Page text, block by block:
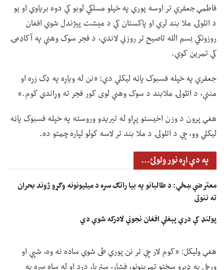
فاطمې جعفري تر اوسه پورې په خپلو مسلکي لوبو کې دوه بریاوې او یو
د اتلولۍ ملا بند لري او پاکستان کې د مېشت پېژندل شوي افغان
روزونکي بسم الله تاصیح تر روزنې لاندې، د فجر سوک وهنې په آکاډمۍ
کې تمرین کوي.
جعفري په خپله فسبوک پاڼه لیکلي دي: «نن له ویاړه په ډک زړه او
مننې، د اتلولۍ ملابند د سوک وهنې لوی کور فجر ته وړاندې کوم.»
هغې پرون د وزن اخیستو پړاو له تېرېدو وروسته په خپله فسبوک پاڼه
لیکلي وو، چې د اتلولۍ د ملا بند تر لاسه کولو لپاره چمتو ده.
په دې اړه نور ولولئ...
معترضې ښځې: د طالبانو په بیا راتګ سره د میلیونونه وګړو ژوند بحران
ته ننوتی
پولنډ کې درې پېغلې افغان نجونې لادرکه شوې دي
هغې ولیکل: «کوم لار چې تر نن پورې طی شوې ساده نه وه، شپې او
ورځې په ډېرو سختو تمرینونو، فشار، ستړیا، درد او له ساه سره په